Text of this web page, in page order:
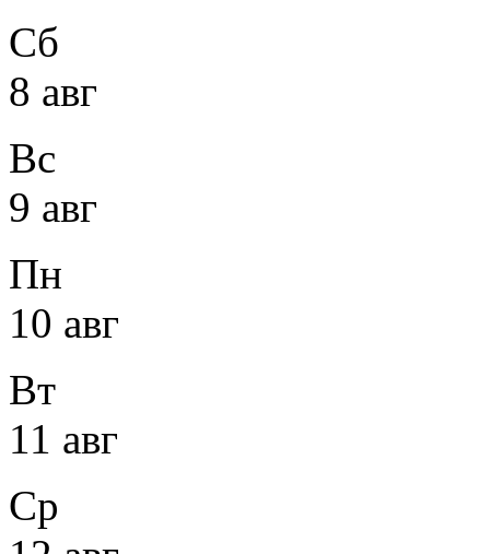
Сб
8 авг
Вс
9 авг
Пн
10 авг
Вт
11 авг
Ср